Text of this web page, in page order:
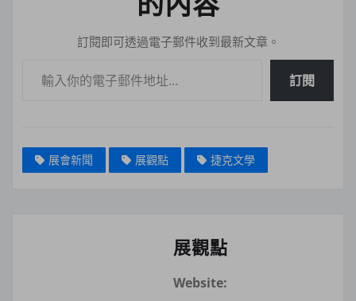
訂閱即可透過電子郵件收到最新文章。
訂閱
展會新聞 展觀點 捷克文學
展觀點
Website: